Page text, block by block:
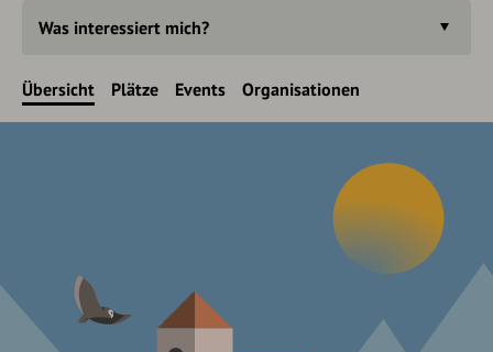
Was interessiert mich?
Übersicht Plätze Events Organisationen